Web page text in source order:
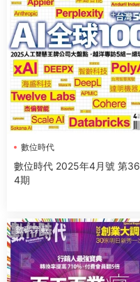
數位時代
數位時代 2025年4月號 第36
4期
數碼穿戴